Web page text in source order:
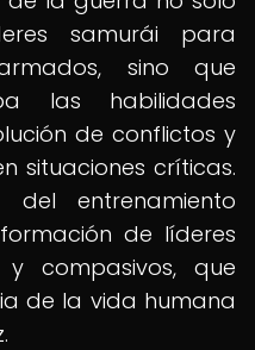
samurái para
sino que
las habilidades
de conflictos y
situaciones críticas.
del entrenamiento
de líderes
compasivos, que
de la vida humana